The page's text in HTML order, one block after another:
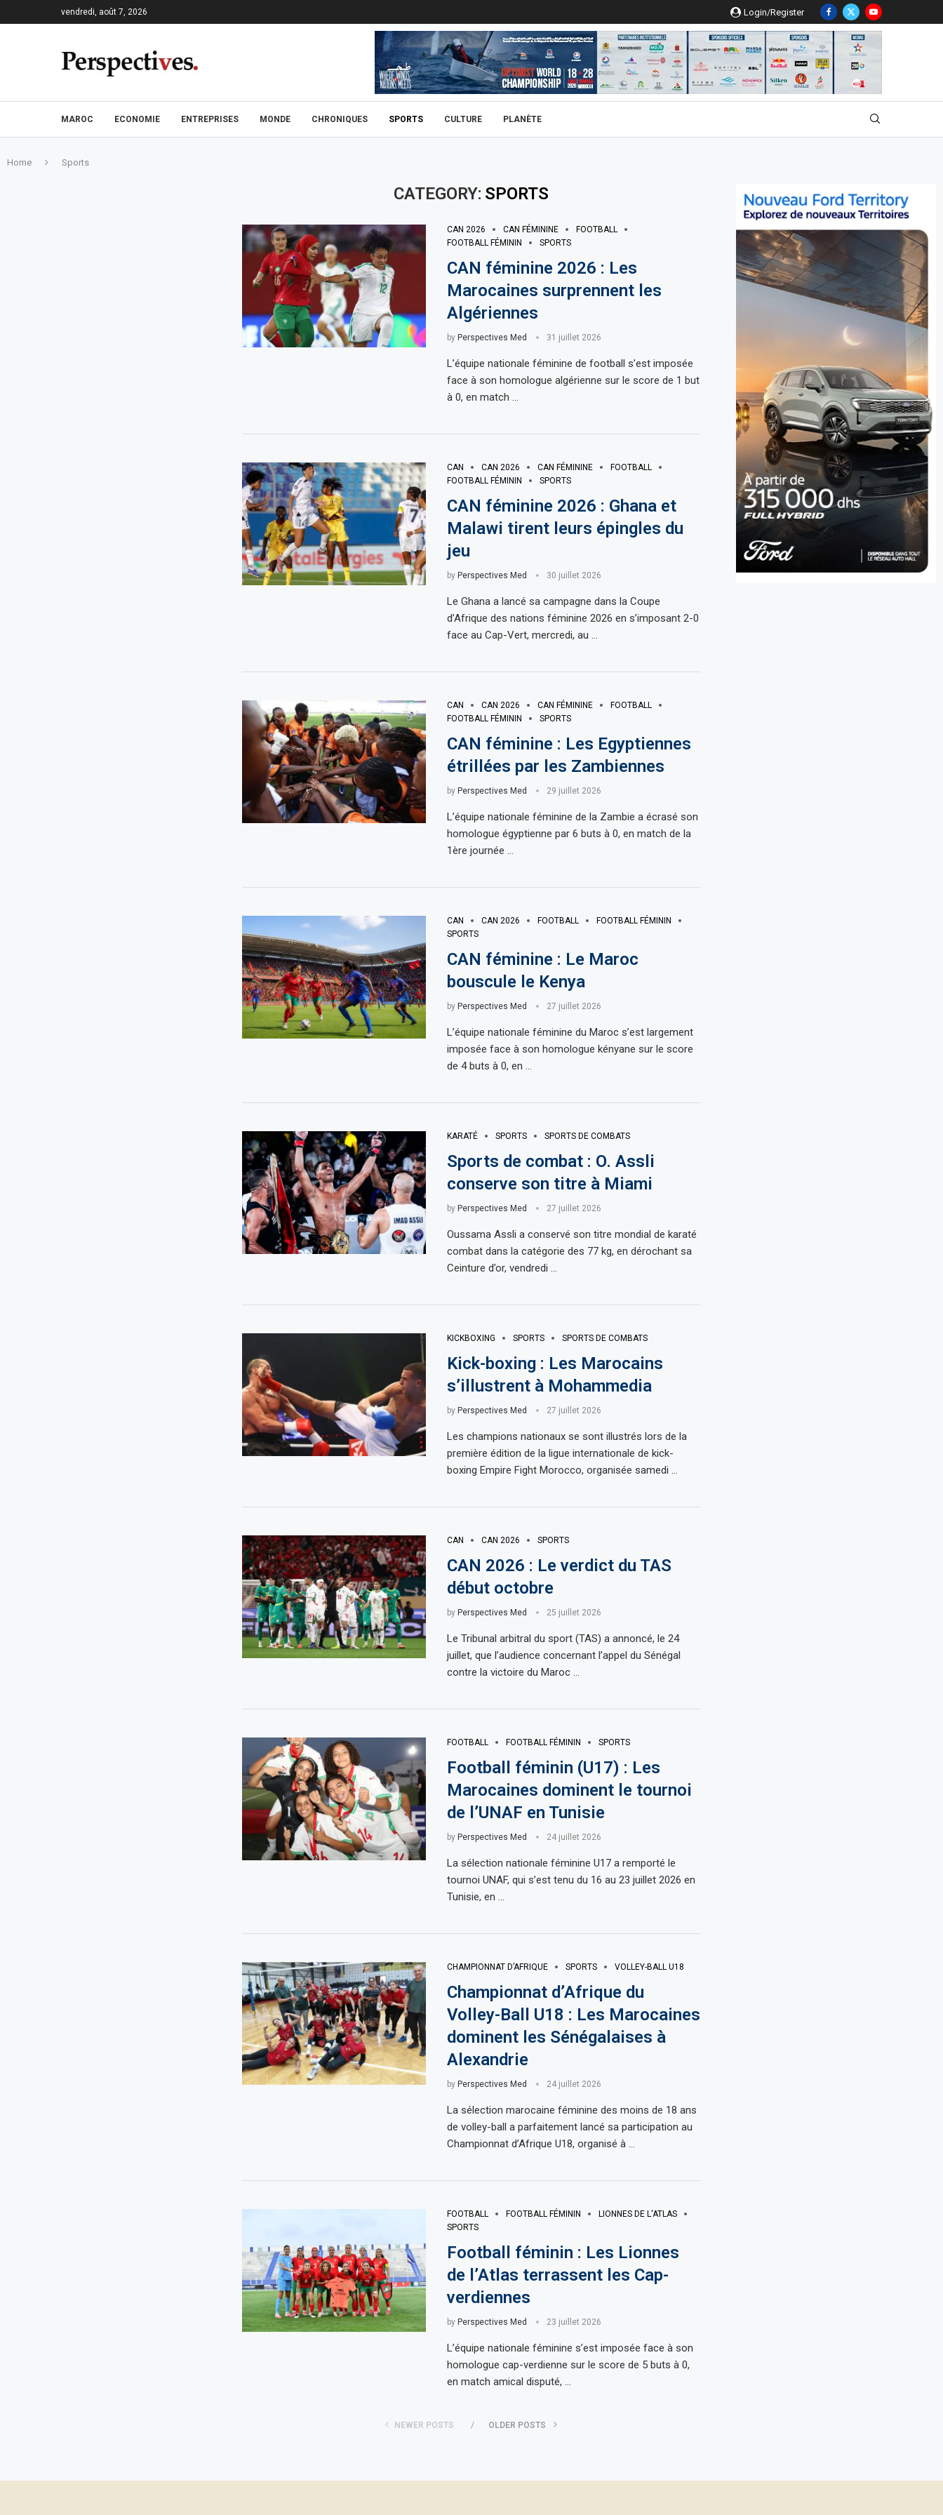
vendredi, août 7, 2026 Login/Register
MAROC ECONOMIE ENTREPRISES MONDE CHRONIQUES SPORTS CULTURE PLANÈTE
Home Sports
CATEGORY: SPORTS
CAN 2026 CAN FÉMININE
FOOTBALL
FOOTBALL FÉMININ
SPORTS
CAN féminine 2026 : Les
Marocaines surprennent les
Algériennes
by Perspectives Med 31 juillet 2026
L’équipe nationale féminine de football s’est imposée
face à son homologue algérienne sur le score de 1 but
à 0, en match …
CAN CAN 2026 CAN FÉMININE
FOOTBALL
FOOTBALL FÉMININ
SPORTS
CAN féminine 2026 : Ghana et
Malawi tirent leurs épingles du
jeu
by Perspectives Med 30 juillet 2026
Le Ghana a lancé sa campagne dans la Coupe
d’Afrique des nations féminine 2026 en s’imposant 2-0
face au Cap-Vert, mercredi, au …
CAN CAN 2026 CAN FÉMININE
FOOTBALL
FOOTBALL FÉMININ
SPORTS
CAN féminine : Les Egyptiennes
étrillées par les Zambiennes
by Perspectives Med 29 juillet 2026
L’équipe nationale féminine de la Zambie a écrasé son
homologue égyptienne par 6 buts à 0, en match de la
1ère journée …
CAN CAN 2026 FOOTBALL
FOOTBALL FÉMININ
SPORTS
CAN féminine : Le Maroc
bouscule le Kenya
by Perspectives Med 27 juillet 2026
L’équipe nationale féminine du Maroc s’est largement
imposée face à son homologue kényane sur le score
de 4 buts à 0, en …
KARATÉ SPORTS SPORTS DE COMBATS
Sports de combat : O. Assli
conserve son titre à Miami
by Perspectives Med 27 juillet 2026
Oussama Assli a conservé son titre mondial de karaté
combat dans la catégorie des 77 kg, en dérochant sa
Ceinture d’or, vendredi …
KICKBOXING SPORTS SPORTS DE COMBATS
Kick-boxing : Les Marocains
s’illustrent à Mohammedia
by Perspectives Med 27 juillet 2026
Les champions nationaux se sont illustrés lors de la
première édition de la ligue internationale de kick-
boxing Empire Fight Morocco, organisée samedi …
CAN CAN 2026 SPORTS
CAN 2026 : Le verdict du TAS
début octobre
by Perspectives Med 25 juillet 2026
Le Tribunal arbitral du sport (TAS) a annoncé, le 24
juillet, que l’audience concernant l’appel du Sénégal
contre la victoire du Maroc …
FOOTBALL FOOTBALL FÉMININ SPORTS
Football féminin (U17) : Les
Marocaines dominent le tournoi
de l’UNAF en Tunisie
by Perspectives Med 24 juillet 2026
La sélection nationale féminine U17 a remporté le
tournoi UNAF, qui s’est tenu du 16 au 23 juillet 2026 en
Tunisie, en …
CHAMPIONNAT D’AFRIQUE SPORTS VOLLEY-BALL U18
Championnat d’Afrique du
Volley-Ball U18 : Les Marocaines
dominent les Sénégalaises à
Alexandrie
by Perspectives Med 24 juillet 2026
La sélection marocaine féminine des moins de 18 ans
de volley-ball a parfaitement lancé sa participation au
Championnat d’Afrique U18, organisé à …
FOOTBALL FOOTBALL FÉMININ
LIONNES DE L'ATLAS
SPORTS
Football féminin : Les Lionnes
de l’Atlas terrassent les Cap-
verdiennes
by Perspectives Med 23 juillet 2026
L’équipe nationale féminine s’est imposée face à son
homologue cap-verdienne sur le score de 5 buts à 0,
en match amical disputé, …
NEWER POSTS OLDER POSTS